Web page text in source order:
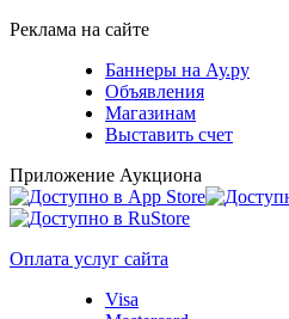
Реклама на сайте
Баннеры на Ау.ру
Объявления
Магазинам
Выставить счет
Приложение Аукциона
Оплата услуг сайта
Visa